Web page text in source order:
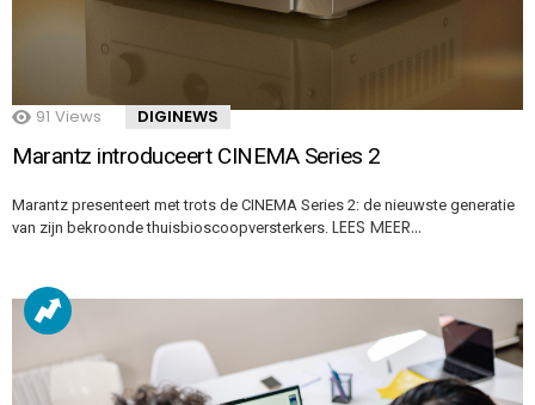
91 Views DIGINEWS
Marantz introduceert CINEMA Series 2
Marantz presenteert met trots de CINEMA Series 2: de nieuwste generatie
van zijn bekroonde thuisbioscoopversterkers. LEES MEER…